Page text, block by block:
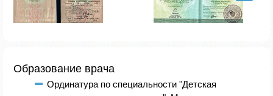
Образование врача
Ординатура по специальности "Детская